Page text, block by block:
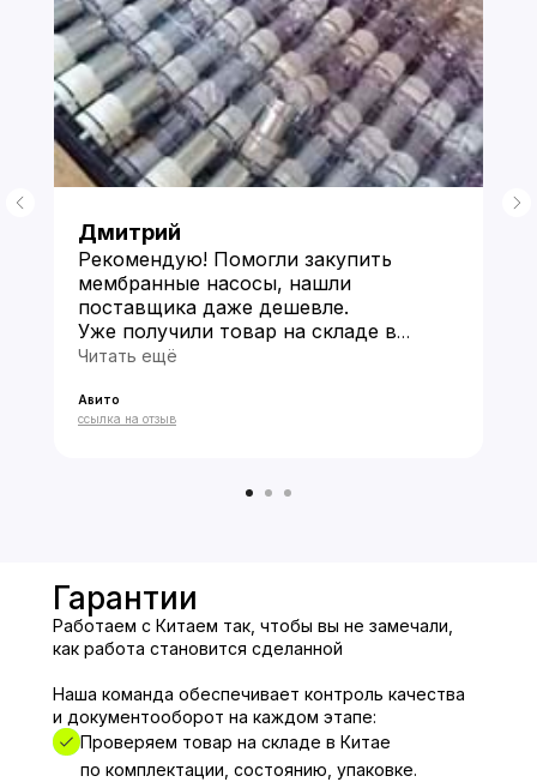
Дмитрий
Рекомендую! Помогли закупить
мембранные насосы, нашли
поставщика даже дешевле.
Уже получили товар на складе в
Китае и прислали фото по моей
★★★★★
Читать ещё
Авито
ссылка на отзыв
Гарантии
Работаем с Китаем так, чтобы вы не замечали,
как работа становится сделанной
Наша команда обеспечивает контроль качества
и документооборот на каждом этапе:
Проверяем товар на складе в Китае
по комплектации, состоянию, упаковке.